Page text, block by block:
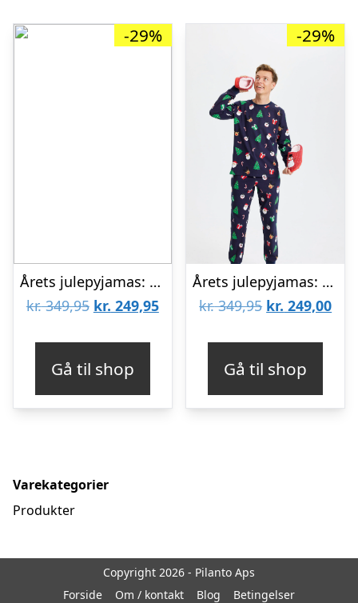
-29%
Årets julepyjamas: Valentines Pyjamas Hvid – herre / mænd.
kr.349,95 Den
var:
kr. 349,95.
kr. 249,95Den
kr. 249,95.
Gå til shop
-29%
Årets julepyjamas: Christmas Cute Pyjamas – herre / mænd.
kr.349,95 Den
var:
kr. 349,95.
kr. 249,00Den
kr.
Gå til shop
Varekategorier
Produkter
Copyright 2026 - Pilanto Aps
Forside
Om / kontakt Blog Betingelser